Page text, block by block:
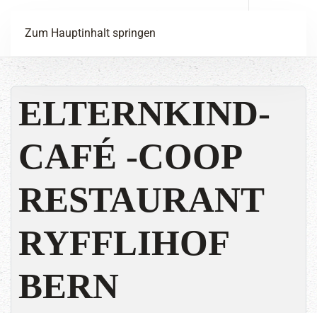
Zum Hauptinhalt springen
ELTERNKIND-
CAFÉ -COOP
RESTAURANT
RYFFLIHOF
BERN